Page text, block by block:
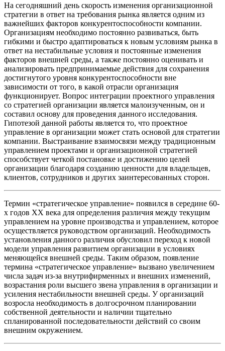
На сегодняшний день скорость изменения организационной
стратегии в ответ на требования рынка является одним из
важнейших факторов конкурентоспособности компании.
Организациям необходимо постоянно развиваться, быть
гибкими и быстро адаптироваться к новым условиям рынка в
ответ на нестабильные условия и постоянные изменения
факторов внешней среды, а также постоянно оценивать и
анализировать предпринимаемые действия для сохранения
достигнутого уровня конкурентоспособности вне
зависимости от того, в какой отрасли организация
функционирует. Вопрос интеграции проектного управления
со стратегией организации является малоизученным, он и
составил основу для проведения данного исследования.
Гипотезой данной работы является то, что проектное
управление в организации может стать основой для стратегии
компании. Выстраивание взаимосвязи между традиционным
управлением проектами и организационной стратегией
способствует четкой постановке и достижению целей
организации благодаря созданию ценности для владельцев,
клиентов, сотрудников и других заинтересованных сторон.
Термин «стратегическое управление» появился в середине 60-
х годов ХХ века для определения различия между текущим
управлением на уровне производства и управлением, которое
осуществляется руководством организаций. Необходимость
установления данного различия обусловил переход к новой
модели управления развитием организации в условиях
меняющейся внешней среды. Таким образом, появление
термина «стратегическое управление» вызвано увеличением
числа задач из-за внутрифирменных и внешних изменений,
возрастания роли высшего звена управления в организации и
усиления нестабильности внешней среды. У организаций
возросла необходимость в долгосрочном планировании
собственной деятельности и наличии тщательно
спланированной последовательности действий со своим
внешним окружением.